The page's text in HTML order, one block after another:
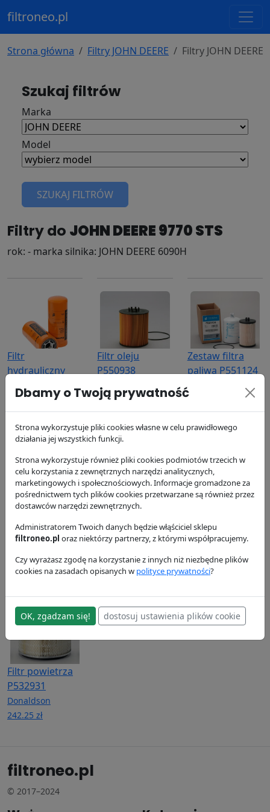
filtroneo.pl
Strona główna Filtry JOHN DEERE Filtry JOHN DEERE
Szukaj filtrów
Marka
Model
SZUKAJ FILTRÓW
Filtry do JOHN DEERE 9770 STS
rok: - marka silnika: JOHN DEERE 6090H
Filtr
hydrauliczny
Donaldson
173.13 zł
Filtr oleju
P550938
Donaldson
119.69 zł
Zestaw filtra
paliwa P551124
Donaldson
305.05 zł
P618931
Donaldson
451.84 zł
Filtr
hydrauliczny
P574196
Donaldson
435.26 zł
P618932
Donaldson
405.42 zł
Filtr powietrza
P532931
Donaldson
242.25 zł
filtroneo.pl
© 2017–2024
Dbamy o Twoją prywatność
Strona wykorzystuje pliki cookies własne w celu prawidłowego
działania jej wszystkich funkcji.
Strona wykorzystuje również pliki cookies podmiotów trzecich w
celu korzystania z zewnętrznych narzędzi analitycznych,
marketingowych i społecznościowych. Informacje gromadzone za
pośrednictwem tych plików cookies przetwarzane są również przez
dostawców narzędzi zewnętrznych.
Administratorem Twoich danych będzie włąściciel sklepu
filtroneo.pl oraz niektórzy partnerzy, z którymi współpracujemy.
Czy wyrażasz zgodę na korzystanie z innych niż niezbędne plików
cookies na zasadach opisanych w polityce prywatności?
OK, zgadzam się! dostosuj ustawienia plików cookie